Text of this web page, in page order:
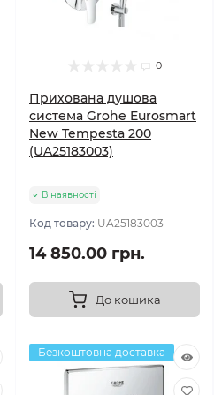
0
Прихована душова
система Grohe Eurosmart
New Tempesta 200
(UA25183003)
В наявності
Код товару: UA25183003
14 850.00 грн.
До кошика
Безкоштовна доставка